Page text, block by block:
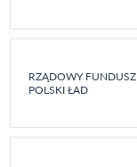
RZĄDOWY FUNDUSZ
POLSKI ŁAD